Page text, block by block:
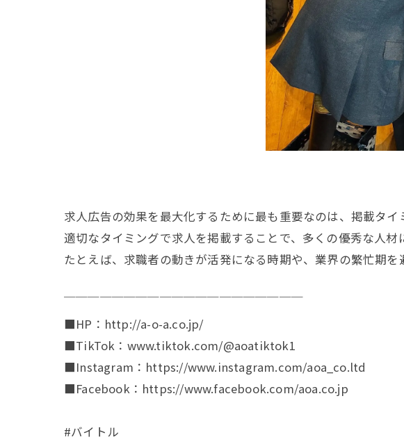
求人広告の効果を最大化するために最も重要なのは、掲載タイ
適切なタイミングで求人を掲載することで、多くの優秀な人
たとえば、求職者の動きが活発になる時期や、業界の繁忙期
￣￣￣￣￣￣￣￣￣￣￣￣￣￣￣￣￣￣￣￣
■HP：http://a-o-a.co.jp/
■TikTok：www.tiktok.com/@aoatiktok1
■Instagram：https://www.instagram.com/aoa_co.ltd
■Facebook：https://www.facebook.com/aoa.co.jp
#バイトル